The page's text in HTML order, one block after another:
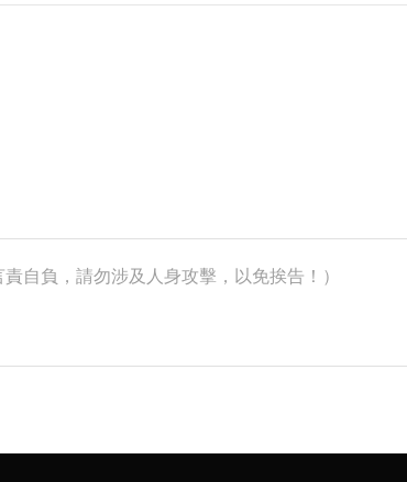
自負，請勿涉及人身攻擊，以免挨告！）